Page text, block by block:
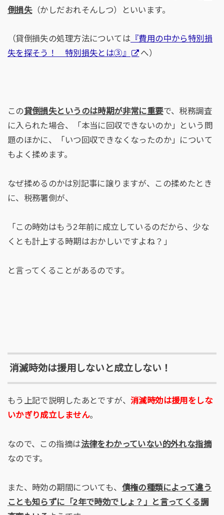
倒損失（かしだおれそんしつ）といいます。
（貸倒損失の処理方法については 『費用の中から特別損
失を探そう！ 特別損失とは③』
へ）
この貸倒損失というのは時期が非常に重要で、税務調査
に入られた場合、「本当に回収できないのか」という問
題のほかに、「いつ回収できなくなったのか」について
もよく揉めます。
なぜ揉めるのかは別記事に譲りますが、この揉めたとき
に、税務署側が、
「この時効はもう2年前に成立しているのだから、少な
くとも計上する時期はおかしいですよね？」
と言ってくることがあるのです。
消滅時効は援用しないと成立しない！
もう上記で説明したあとですが、消滅時効は援用をしな
いかぎり成立しません。
なので、この指摘は法律をわかっていない的外れな指摘
なのです。
また、時効の期間についても、 債権の種類によって違う
ことも知らずに「2年で時効でしょ？」と言ってくる調